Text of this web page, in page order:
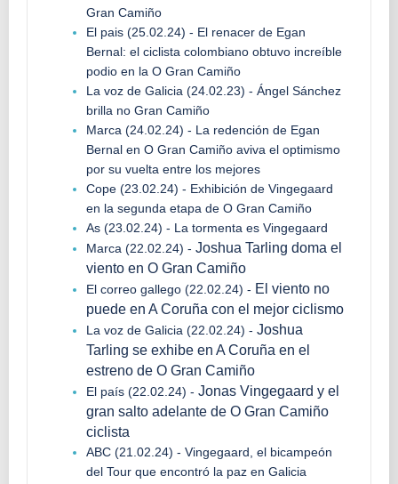
Gran Camiño
El pais (25.02.24) - El renacer de Egan
Bernal: el ciclista colombiano obtuvo increíble
podio en la O Gran Camiño
La voz de Galicia (24.02.23) - Ángel Sánchez
brilla no Gran Camiño
Marca (24.02.24) - La redención de Egan
Bernal en O Gran Camiño aviva el optimismo
por su vuelta entre los mejores
Cope (23.02.24) - Exhibición de Vingegaard
en la segunda etapa de O Gran Camiño
As (23.02.24) - La tormenta es Vingegaard
Marca (22.02.24) -Joshua Tarling doma el
viento en O Gran Camiño
El correo gallego (22.02.24) - El viento no
puede en A Coruña con el mejor ciclismo
La voz de Galicia (22.02.24) -Joshua
Tarling se exhibe en A Coruña en el
estreno de O Gran Camiño
El país (22.02.24) -Jonas Vingegaard y el
gran salto adelante de O Gran Camiño
ciclista
ABC (21.02.24) - Vingegaard, el bicampeón
del Tour que encontró la paz en Galicia